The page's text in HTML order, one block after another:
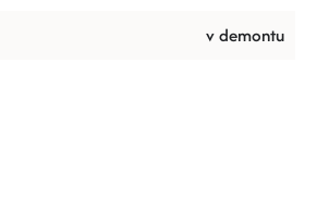
v demontu